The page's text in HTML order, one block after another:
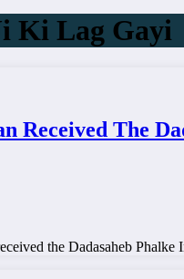
Ki Lag Gayi
Received The
the Dadasaheb